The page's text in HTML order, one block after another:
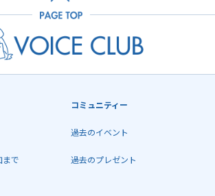
まで
コミュニティー
過去のイベント
過去のプレゼント